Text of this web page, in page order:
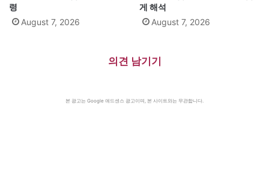
령
August 7, 2026
게 해석
August 7, 2026
의견 남기기
본 광고는 Google 애드센스 광고이며, 본 사이트와는 무관합니다.